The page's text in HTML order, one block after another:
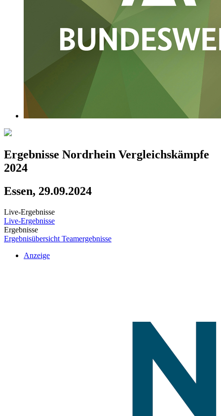
Ergebnisse Nordrhein Vergleichskämpfe
2024
Essen, 29.09.2024
Live-Ergebnisse
Live-Ergebnisse
Ergebnisse
Ergebnisübersicht Teamergebnisse
Anzeige